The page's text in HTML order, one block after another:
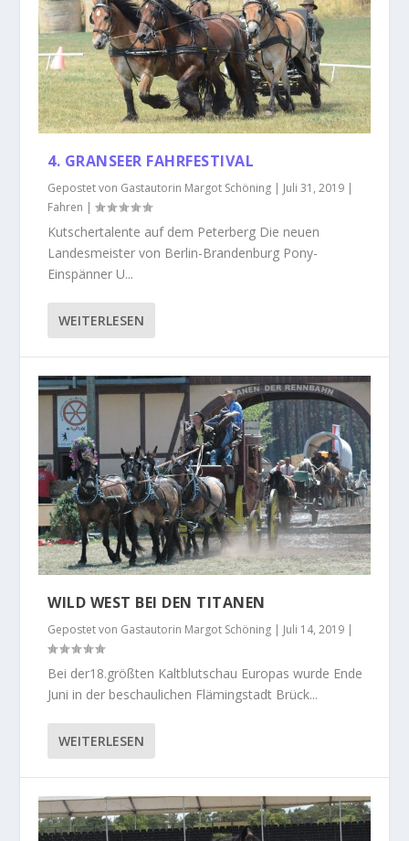
4. GRANSEER FAHRFESTIVAL
Gepostet von Gastautorin Margot Schöning | Juli 31, 2019 |
Fahren |
Kutschertalente auf dem Peterberg Die neuen
Landesmeister von Berlin-Brandenburg Pony-
Einspänner U...
WEITERLESEN
WILD WEST BEI DEN TITANEN
Gepostet von Gastautorin Margot Schöning | Juli 14, 2019 |
Bei der18.größten Kaltblutschau Europas wurde Ende
Juni in der beschaulichen Flämingstadt Brück...
WEITERLESEN